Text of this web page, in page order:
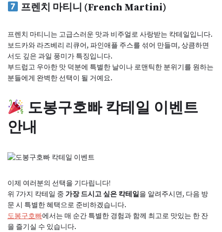
프렌치 마티니 (French Martini)
프렌치 마티니는 고급스러운 맛과 비주얼로 사랑받는 칵테일입니다.
보드카와 라즈베리 리큐어, 파인애플 주스를 섞어 만들며, 상큼하면
서도 깊은 과일 풍미가 특징입니다.
부드럽고 우아한 맛 덕분에 특별한 날이나 로맨틱한 분위기를 원하는
분들에게 완벽한 선택이 될 거예요.
도봉구호빠 칵테일 이벤트
안내
이제 여러분의 선택을 기다립니다!
위 7가지 칵테일 중 가장 드시고 싶은 칵테일을 알려주시면, 다음 방
문 시 특별한 혜택으로 준비하겠습니다.
도봉구호빠에서는 매 순간 특별한 경험과 함께 최고로 맛있는 한 잔
을 즐기실 수 있습니다.